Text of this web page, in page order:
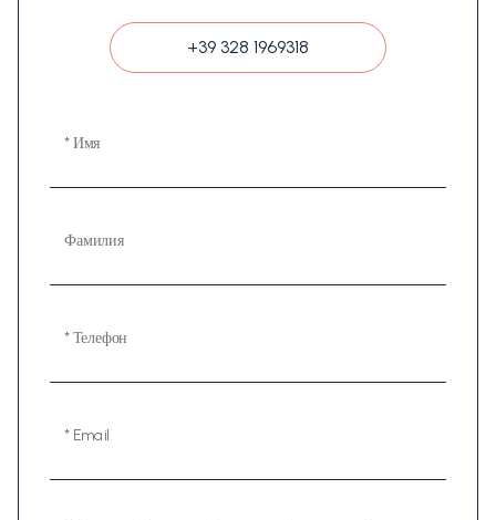
+39 328 1969318
* Имя
Фамилия
* Телефон
* Email